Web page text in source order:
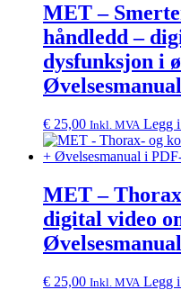
MET –
håndledd –
dysfunksjon i
€ 25,00 Inkl. MVA Legg
MET –
digital video
€ 25,00 Inkl. MVA Legg